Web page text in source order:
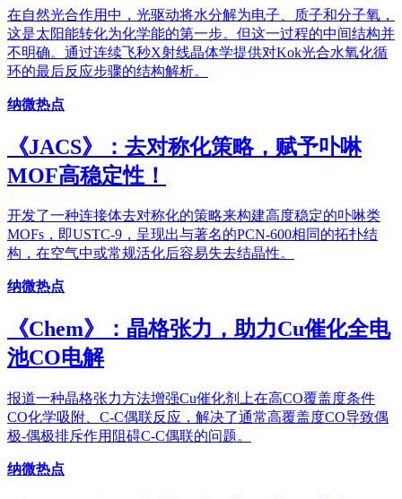
在自然光合作用中，光驱动将水分解为电子、质子和分子氧，
这是太阳能转化为化学能的第一步。但这一过程的中间结构并
不明确。通过连续飞秒X射线晶体学提供对Kok光合水氧化循
环的最后反应步骤的结构解析。
纳微热点
《JACS》：去对称化策略，赋予卟啉
MOF高稳定性！
开发了一种连接体去对称化的策略来构建高度稳定的卟啉类
MOFs，即USTC-9，呈现出与著名的PCN-600相同的拓扑结
构，在空气中或常规活化后容易失去结晶性。
纳微热点
《Chem》：晶格张力，助力Cu催化全电
池CO电解
报道一种晶格张力方法增强Cu催化剂上在高CO覆盖度条件
CO化学吸附、C-C偶联反应，解决了通常高覆盖度CO导致偶
极-偶极排斥作用阻碍C-C偶联的问题。
纳微热点